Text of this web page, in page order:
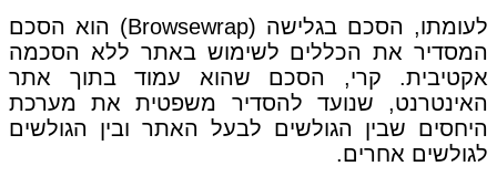
לעומתו, הסכם בגלישה (Browsewrap) הוא הסכם
המסדיר את הכללים לשימוש באתר ללא הסכמה
אקטיבית. קרי, הסכם שהוא עמוד בתוך אתר
האינטרנט, שנועד להסדיר משפטית את מערכת
היחסים שבין הגולשים לבעל האתר ובין הגולשים
לגולשים אחרים.